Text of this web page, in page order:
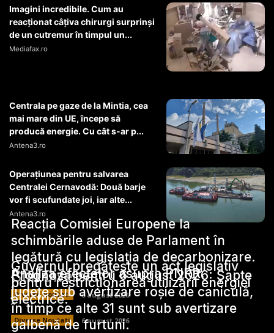
Imagini incredibile. Cum au
reacționat câțiva chirurgi surprinși
de un cutremur în timpul un...
Mediafax.ro
Centrala pe gaze de la Mintia, cea
mai mare din UE, începe să
producă energie. Cu cât s-ar p...
Antena3.ro
Operaţiunea pentru salvarea
Centralei Cernavodă: Două barje
vor fi scufundate joi, iar alte...
Antena3.ro
Stiri Diverse:
Reacția Comisiei Europene la
schimbările aduse de Parlament în
legătură cu legislația de decarbonizare.
Analiza efectelor asupra PNRR.
Diverse Noutati 6 august 2026
Guvernul pregătește un act legislativ
pentru restricționarea utilizării energiei
electrice.
Diverse Noutati 6 august 2026
Prognoza pentru 6 august 2026: Șapte
județe sub avertizare roșie de caniculă,
în timp ce alte 31 sunt sub avertizare
galbenă de furtuni.